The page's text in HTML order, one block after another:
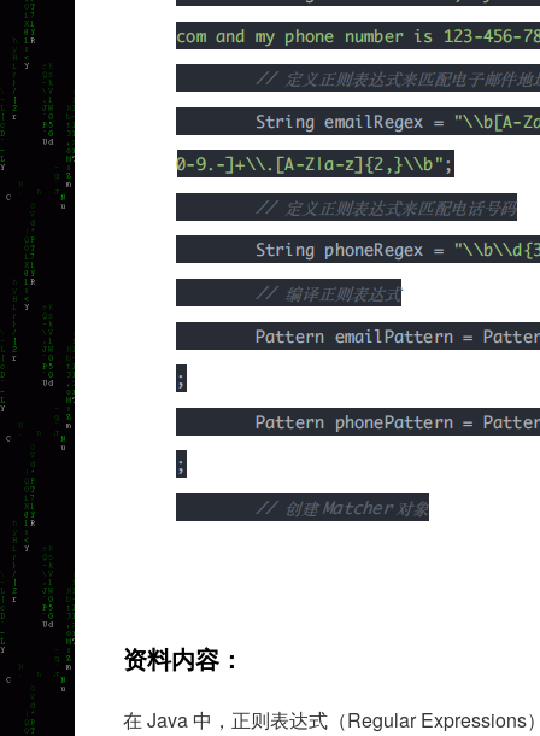
资料内容：
在 Java 中，正则表达式（Regular Expressions